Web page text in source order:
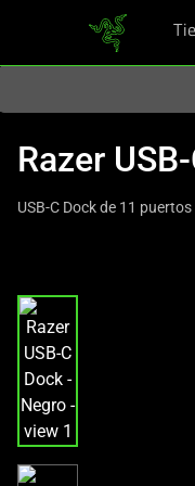
Razer
USB-C Dock de 11 puertos
a
carousel
with
one
large
image
and